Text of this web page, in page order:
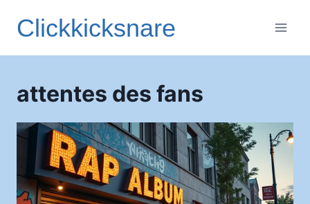
Clickkicksnare
attentes des fans